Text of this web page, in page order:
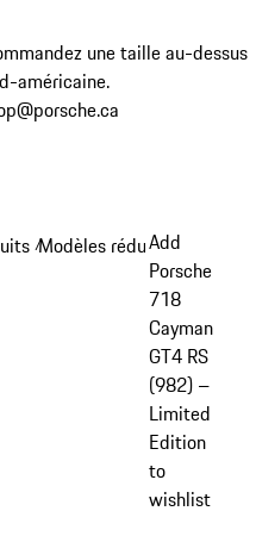
une taille au-dessus
américaine.
/Modèles réduits 718
Add
Porsche
718
Cayman
GT4 RS
(982) –
Limited
Edition
to
wishlist